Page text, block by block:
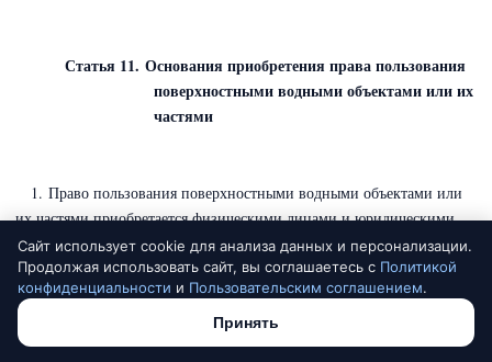
Статья 11. Основания приобретения права пользования
поверхностными водными объектами или их
частями
1. Право пользования поверхностными водными объектами или
их частями приобретается физическими лицами и юридическими
лицами по основаниям, предусмотренным настоящим Кодексом и
другими федеральными законами.
2. На основании договоров водопользования право пользования
поверхностными водными объектами, находящимися в федеральной
Сайт использует cookie для анализа данных и персонализации.
Продолжая использовать сайт, вы соглашаетесь с Политикой
конфиденциальности и Пользовательским соглашением.
Принять